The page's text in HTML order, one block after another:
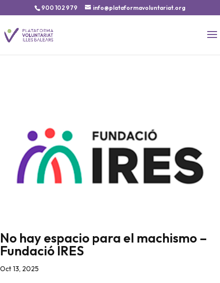
900 102 979 info@plataformavoluntariat.org
No hay espacio para el machismo –
Fundació IRES
Oct 13, 2025